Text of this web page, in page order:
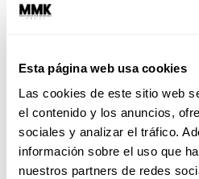
Esta página web usa cookies
Las cookies de este sitio web
el contenido y los anuncios,
sociales y analizar el tráfico.
información sobre el uso que
nuestros partners de redes
Poder integrar sexualidad
entregamos y recibimos
sexuales. Te invitamos a
prácticas sexuales con
cómoda y las que no, y
y relaciones en las que
respeto.Así podrás